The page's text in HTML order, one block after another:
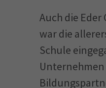
Auch die
war die
Schule
Unternehmen